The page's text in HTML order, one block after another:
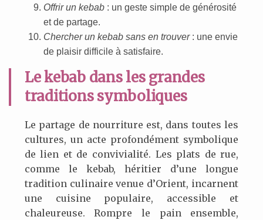
Offrir un kebab: un geste simple de générosité
et de partage.
Chercher un kebab sans en trouver: une envie
de plaisir difficile à satisfaire.
Le kebab dans les grandes
traditions symboliques
Le partage de nourriture est, dans toutes les
cultures, un acte profondément symbolique
de lien et de convivialité. Les plats de rue,
comme le kebab, héritier d’une longue
tradition culinaire venue d’Orient, incarnent
une cuisine populaire, accessible et
chaleureuse. Rompre le pain ensemble,